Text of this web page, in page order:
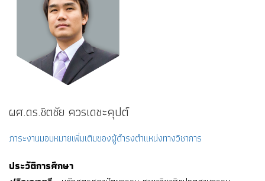
ผศ.ดร.ชิตชัย ควรเดชะคุปต์
ภาระงานมอบหมายเพิ่มเติมของผู้ดำรงตำแหน่งทางวิชาการ
ประวัติการศึกษา